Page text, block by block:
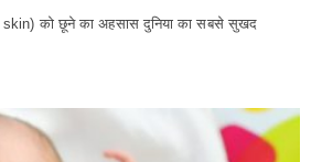
skin) को छूने का अहसास दुनिया का सबसे सुखद